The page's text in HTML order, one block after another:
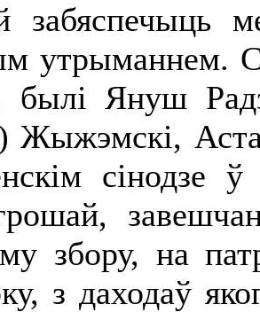
забяспечыць
утрыманнем.
былі Януш
Жыжэмскі,
сінодзе ў
збору, на
з даходаў